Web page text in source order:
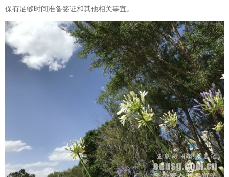
保有足够时间准备签证和其他相关事宜。